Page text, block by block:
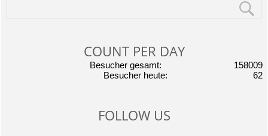
COUNT PER DAY
158009
Besucher gesamt:
62
Besucher heute:
FOLLOW US